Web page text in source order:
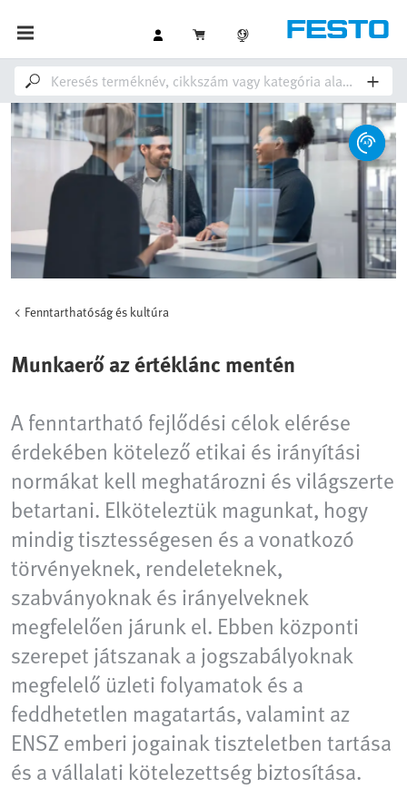
Fenntarthatóság és kultúra
Munkaerő az értéklánc mentén
A fenntartható fejlődési célok elérése
érdekében kötelező etikai és irányítási
normákat kell meghatározni és világszerte
betartani. Elköteleztük magunkat, hogy
mindig tisztességesen és a vonatkozó
törvényeknek, rendeleteknek,
szabványoknak és irányelveknek
megfelelően járunk el. Ebben központi
szerepet játszanak a jogszabályoknak
megfelelő üzleti folyamatok és a
feddhetetlen magatartás, valamint az
ENSZ emberi jogainak tiszteletben tartása
és a vállalati kötelezettség biztosítása.